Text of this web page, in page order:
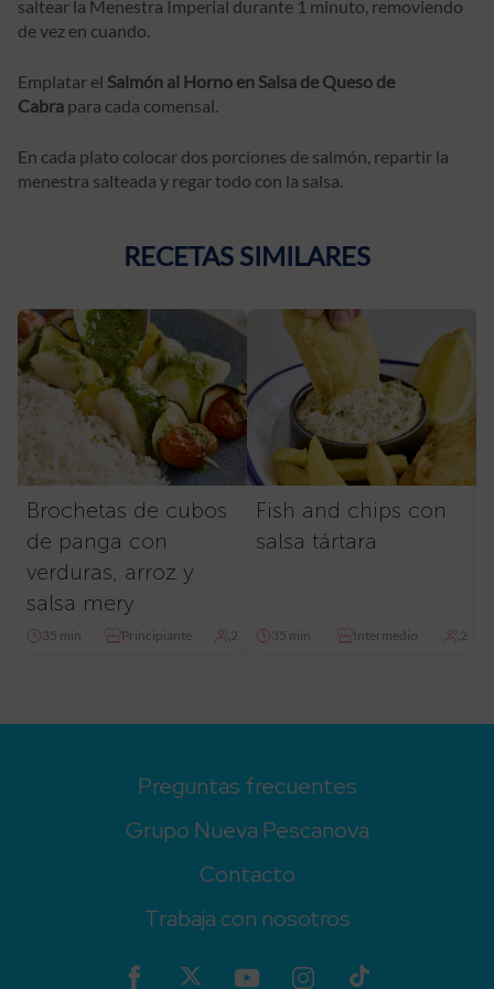
saltear la Menestra Imperial durante 1 minuto, removiendo
de vez en cuando.
Emplatar el Salmón al Horno en Salsa de Queso de
Cabra para cada comensal.
En cada plato colocar dos porciones de salmón, repartir la
menestra salteada y regar todo con la salsa.
RECETAS SIMILARES
Brochetas de cubos
de panga con
verduras, arroz y
salsa mery
35 min Principiante 2
Fish and chips con
salsa tártara
35 min Intermedio 2
Preguntas frecuentes
Grupo Nueva Pescanova
Contacto
Trabaja con nosotros